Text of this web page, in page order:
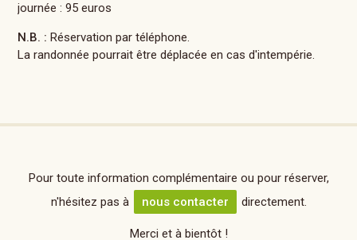
journée : 95 euros
N.B. : Réservation par téléphone.
La randonnée pourrait être déplacée en cas d'intempérie.
Pour toute information complémentaire ou pour réserver,
n'hésitez pas à
nous contacter directement.
Merci et à bientôt !